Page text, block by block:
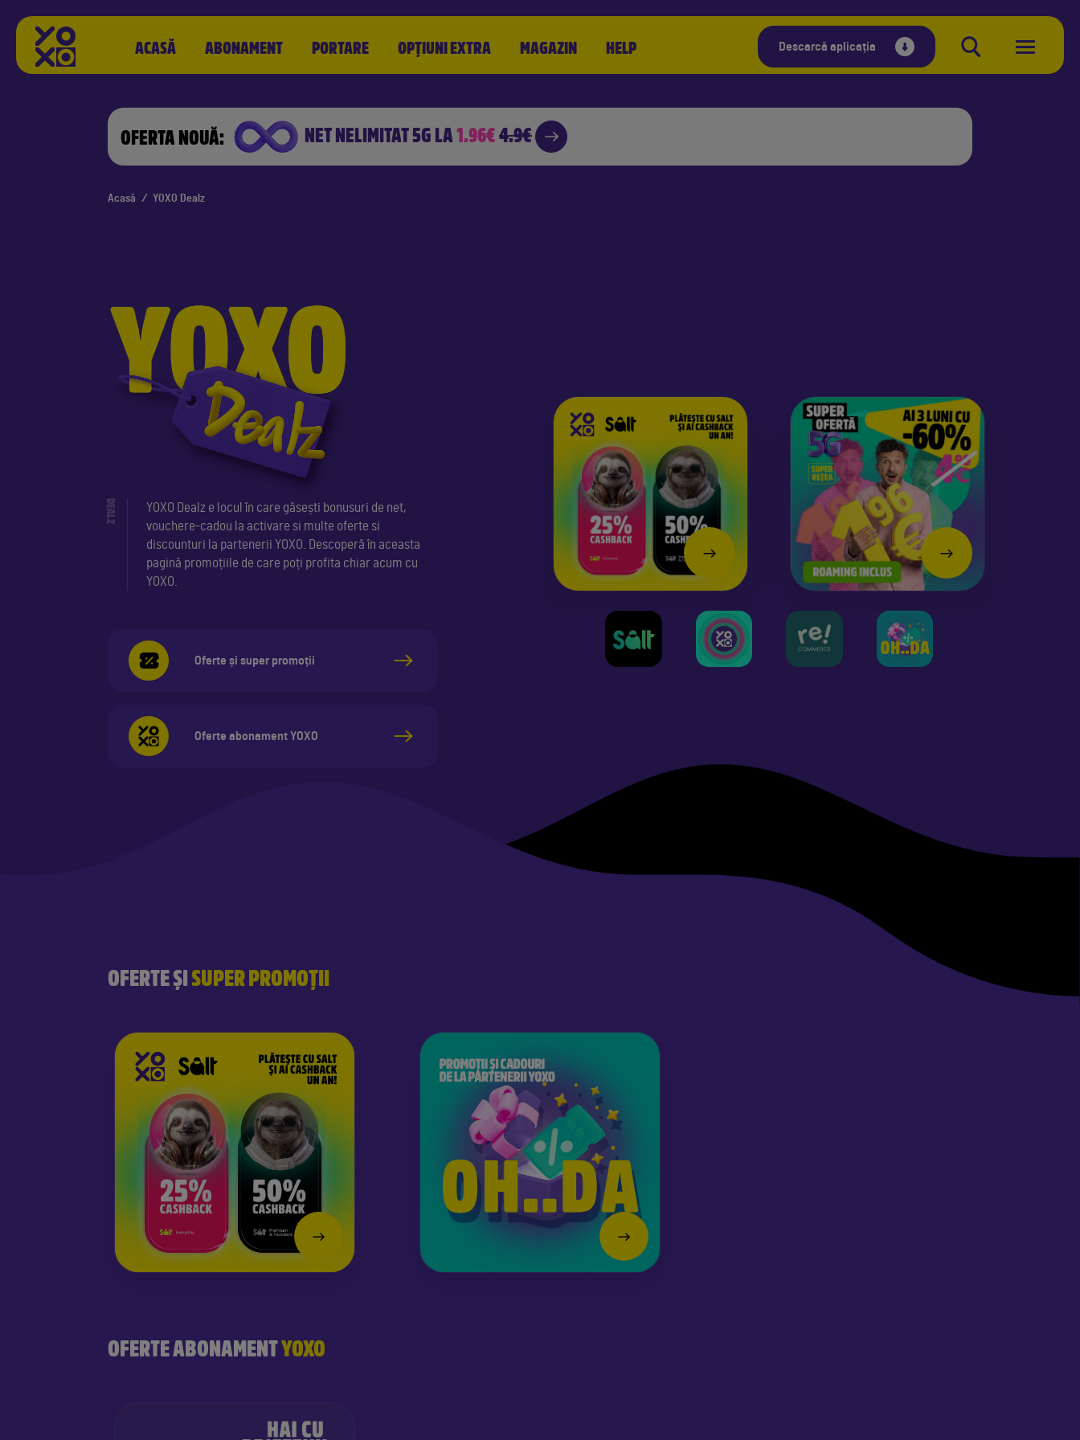
OFERTA NOUĂ: NET NELIMITAT 5GLA1.96€4.9€
ACASĂ ABONAMENT PORTARE OPȚIUNIEXTRA MAGAZIN HELP Descarcă aplicația
Acasă / YOXO Dealz
DEALZ
YOXO Dealz e locul în care găsești bonusuri de net,
vouchere-cadou la activare si multe oferte si
discounturi la partenerii YOXO. Descoperă în aceasta
pagină promoțiile de care poți profita chiar acum cu
YOXO.
Oferte și super promoții
Oferte abonament YOXO
OFERTE ȘISUPER PROMOȚII
OFERTE ABONAMENTYOXO